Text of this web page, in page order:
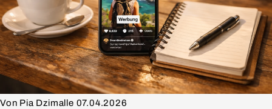
Von Pia Dzimalle 07.04.2026